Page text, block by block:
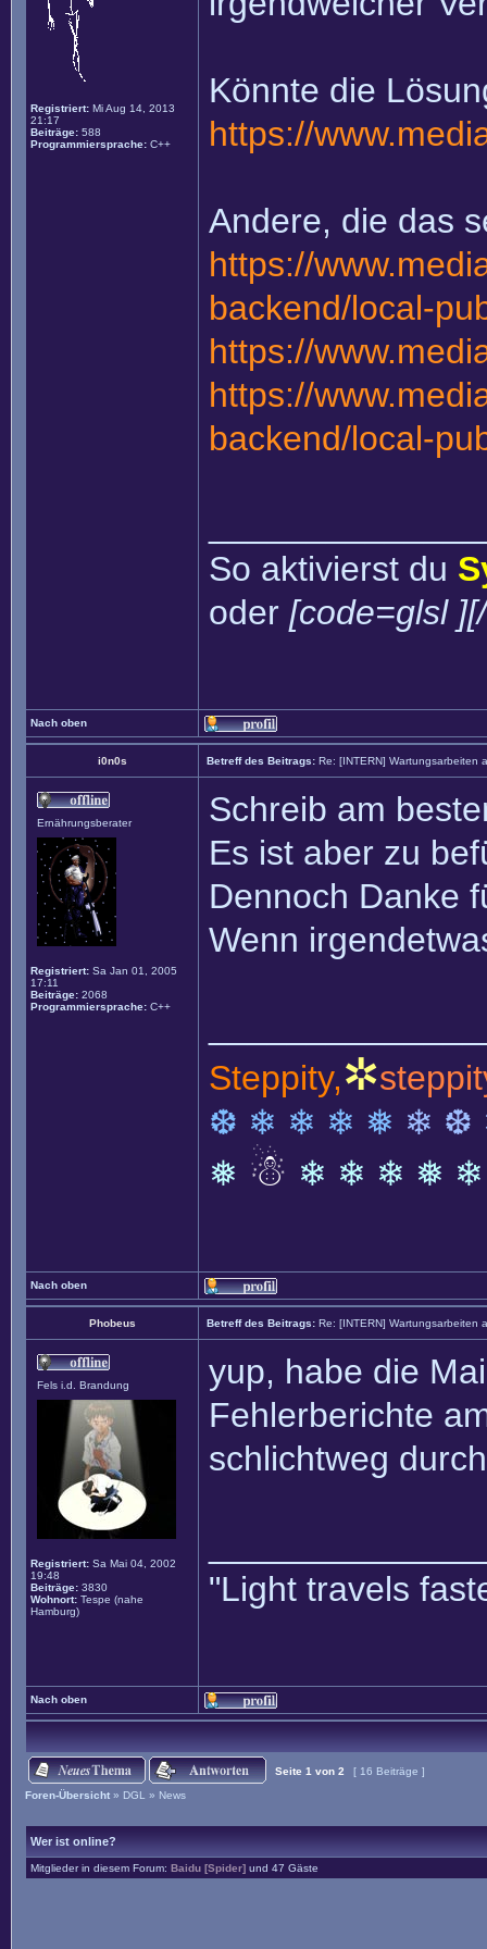
Registriert: Mi Aug 14, 2013
21:17
Beiträge: 588
Programmiersprache: C++
Könnte die
https://
Andere, die das
https://
backend/local-
https://
https://
backend/local-
So aktivierst du
oder [code=glsl
Nach oben
i0n0s Betreff des Beitrags: Re: [INTERN] Wartungsarbeiten
Ernährungsberater
Registriert: Sa Jan 01, 2005
17:11
Beiträge: 2068
Programmiersprache: C++
Schreib am
Es ist aber zu
Dennoch Danke
Wenn
Steppity,✲
❆ ❄ ❄ ❄ ❅ ❄ ❆
❅ ☃ ❄ ❄ ❄ ❅
Nach oben
Phobeus Betreff des Beitrags: Re: [INTERN] Wartungsarbeiten
Fels i.d. Brandung
Registriert: Sa Mai 04, 2002
19:48
Beiträge: 3830
Wohnort: Tespe (nahe
Hamburg)
yup, habe die
Fehlerberichte
schlichtweg
"Light travels
Nach oben
Seite 1 von 2
[ 16 Beiträge ]
Foren-Übersicht » DGL » News
Wer ist online?
Mitglieder in diesem Forum: Baidu [Spider] und 47 Gäste